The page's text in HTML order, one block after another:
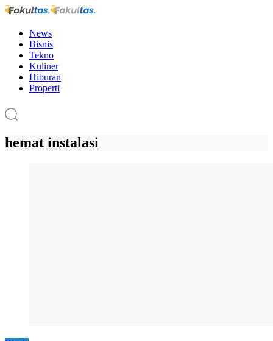
News
Bisnis
Tekno
Kuliner
Hiburan
Properti
hemat instalasi